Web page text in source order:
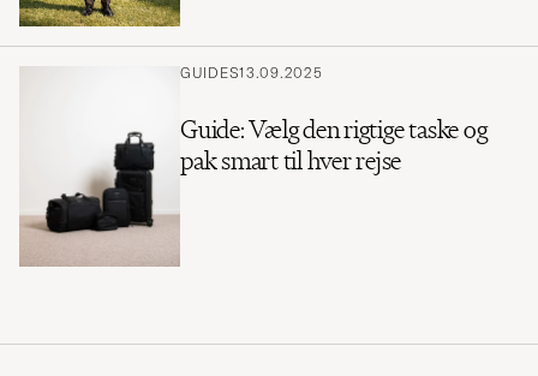
GUIDES13.09.2025
Guide: Vælg den rigtige taske og
pak smart til hver rejse